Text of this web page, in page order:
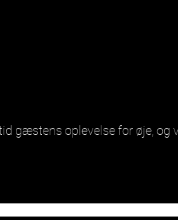
gæstens oplevelse for øje,